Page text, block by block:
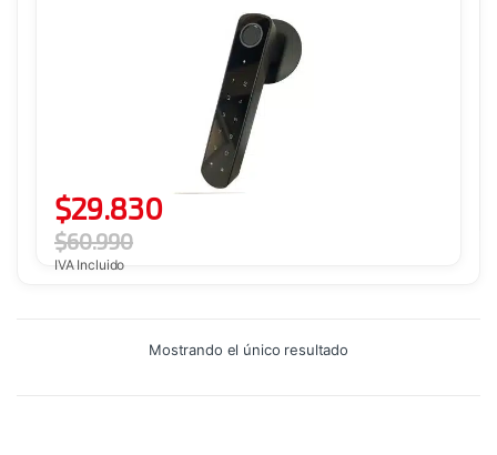
$29.830
$60.990
IVA Incluido
Mostrando el único resultado